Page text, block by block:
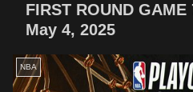
FIRST ROUND
May 4, 2025
NBA